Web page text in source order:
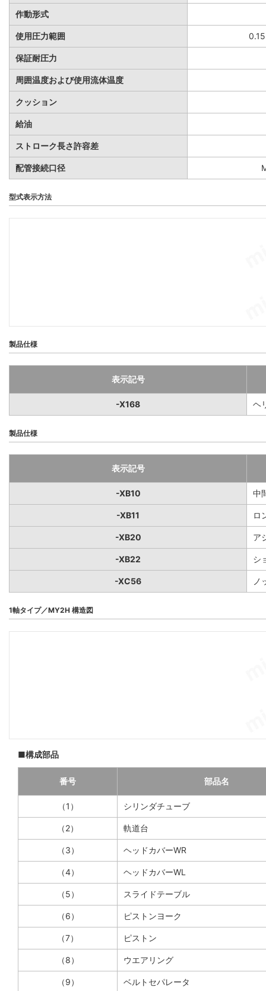
作動形式
使用圧力範囲
保証耐圧力
周囲温度および使用流体温度
クッション
給油
ストローク長さ許容差
配管接続口径
型式表示方法
製品仕様
表示記号
-X168 ヘ
製品仕様
表示記号
-XB10 中
-XB11 ロ
-XB20 ア
-XB22 シ
-XC56 ノ
1軸タイプ／MY2H 構造図
■構成部品
番号 部品名
（1） シリンダチューブ
（2） 軌道台
（3） ヘッドカバーWR
（4） ヘッドカバーWL
（5） スライドテーブル
（6） ピストンヨーク
（7） ピストン
（8） ウエアリング
（9） ベルトセパレータ